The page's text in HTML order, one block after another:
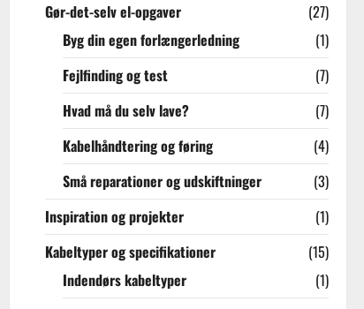
Gør-det-selv el-opgaver
(27)
Byg din egen forlængerledning
(1)
Fejlfinding og test
(7)
Hvad må du selv lave?
(7)
Kabelhåndtering og føring
(4)
Små reparationer og udskiftninger
(3)
Inspiration og projekter
(1)
Kabeltyper og specifikationer
(15)
Indendørs kabeltyper
(1)